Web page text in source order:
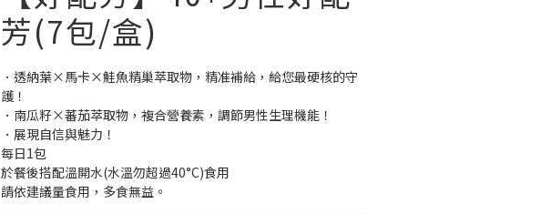
芳(7包/盒)
．透納葉×馬卡×鮭魚精巢萃取物，精准補給，給您最硬核的守
護！
．南瓜籽×蕃茄萃取物，複合營養素，調節男性生理機能！
．展現自信與魅力！
每日1包
於餐後搭配溫開水(水溫勿超過40°C)食用
請依建議量食用，多食無益。